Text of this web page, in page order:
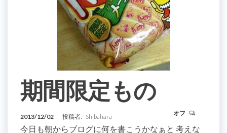
期間限定もの
2013/12/02 投稿者: Shibahara オフ
今日も朝からブログに何を書こうかなぁと 考えな